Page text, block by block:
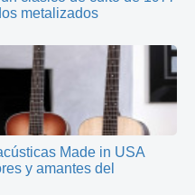
metalizados
Made in USA
y amantes del